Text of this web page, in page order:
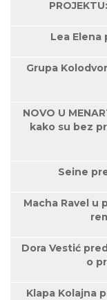
Lea Elena
Grupa
NOVO U
kako su bez
Seine
Macha Ravel
Dora Vestić
o
Klapa Kolajna